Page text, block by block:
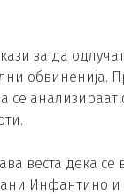
за да
обвиненија.
се
веста дека
Инфантино